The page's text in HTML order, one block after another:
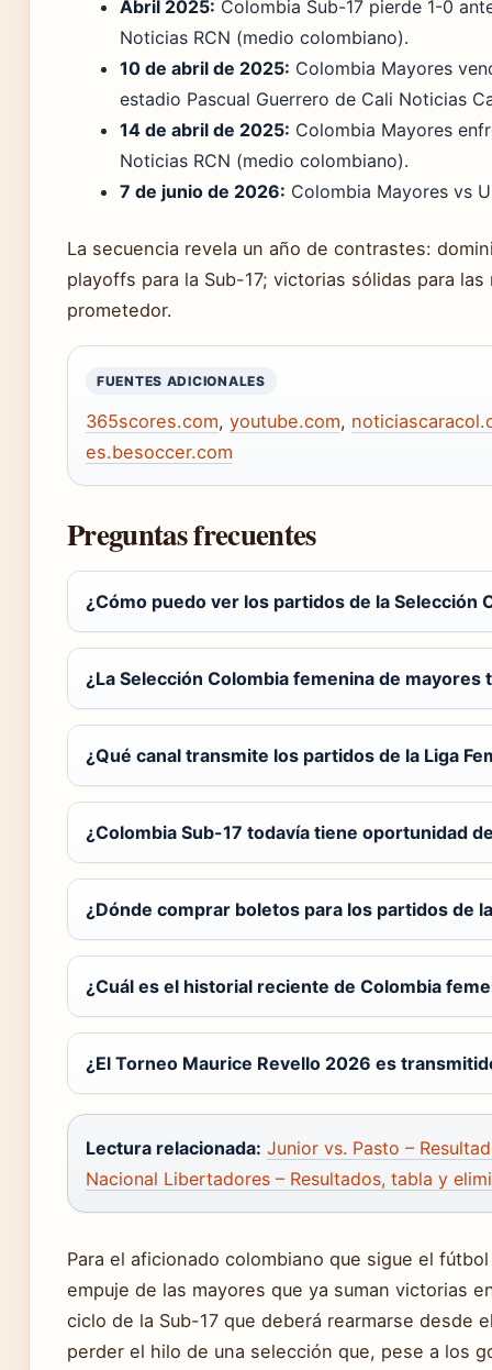
Abril 2025: Colombia Sub-17 pierde 1-0
Noticias RCN (medio colombiano).
10 de abril de 2025: Colombia Mayores
estadio Pascual Guerrero de Cali Noticias
14 de abril de 2025: Colombia Mayores
Noticias RCN (medio colombiano).
7 de junio de 2026: Colombia Mayores vs
La secuencia revela un año de contrastes:
playoffs para la Sub-17; victorias sólidas para
prometedor.
FUENTES ADICIONALES
365scores.com, youtube.com,
es.besoccer.com
Preguntas frecuentes
¿Cómo puedo ver los partidos de la Selección
¿La Selección Colombia femenina de
¿Qué canal transmite los partidos de la Liga
¿Colombia Sub-17 todavía tiene oportunidad
¿Dónde comprar boletos para los partidos de
¿Cuál es el historial reciente de Colombia
¿El Torneo Maurice Revello 2026 es
Lectura relacionada: Junior vs. Pasto –
Nacional Libertadores – Resultados, tabla y
Para el aficionado colombiano que sigue el
empuje de las mayores que ya suman victorias
ciclo de la Sub-17 que deberá rearmarse desde
perder el hilo de una selección que, pese a los